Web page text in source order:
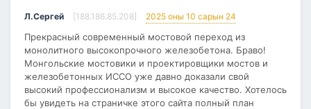
Л.Сергей [188.186.85.208] 2025 оны 10 сарын 24
Прекрасный современный мостовой переход из
монолитного высокопрочного железобетона. Браво!
Монгольские мостовики и проектировщики мостов и
железобетонных ИССО уже давно доказали свой
высокий профессионализм и высокое качество. Хотелось
бы увидеть на страничке этого сайта полный план